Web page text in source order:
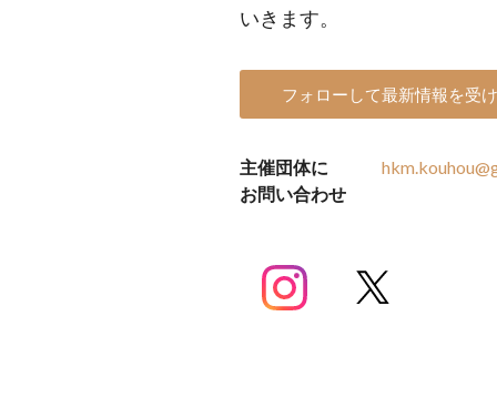
いきます。
フォローして最新情報を受
主催団体に
お問い合わせ